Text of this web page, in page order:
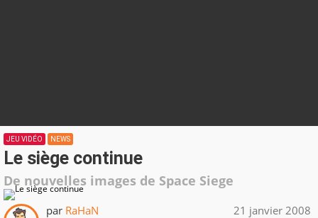
JEU VIDÉO NEWS
Le siège continue
De nouvelles images de Space Siege
par RaHaN 21 janvier 2008